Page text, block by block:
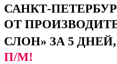
САНКТ-
ОТ
СЛОН» ЗА 5
П/М!